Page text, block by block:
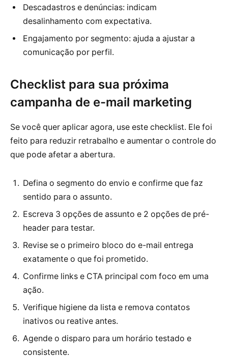
Descadastros e denúncias: indicam
desalinhamento com expectativa.
Engajamento por segmento: ajuda a ajustar a
comunicação por perfil.
Checklist para sua próxima
campanha de e-mail marketing
Se você quer aplicar agora, use este checklist. Ele foi
feito para reduzir retrabalho e aumentar o controle do
que pode afetar a abertura.
Defina o segmento do envio e confirme que faz
sentido para o assunto.
Escreva 3 opções de assunto e 2 opções de pré-
header para testar.
Revise se o primeiro bloco do e-mail entrega
exatamente o que foi prometido.
Confirme links e CTA principal com foco em uma
ação.
Verifique higiene da lista e remova contatos
inativos ou reative antes.
Agende o disparo para um horário testado e
consistente.